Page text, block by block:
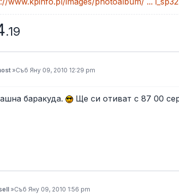
.19
»Съб Яну 09, 2010 12:29 pm
баракуда. Ще си отиват с 87 00
»Съб Яну 09, 2010 1:56 pm